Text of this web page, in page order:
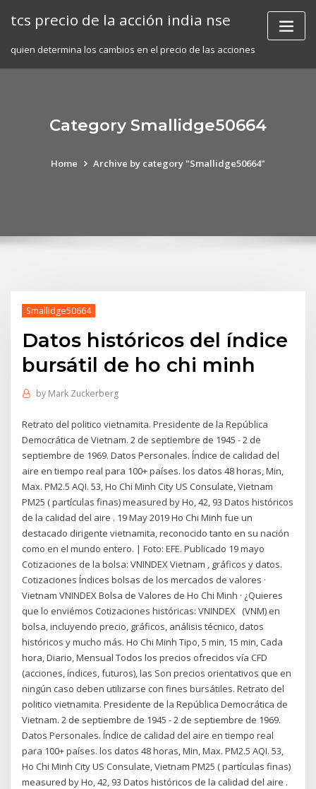
tcs precio de la acción india nse
quien determina los cambios en el precio de las acciones
Category Smallidge50664
Home Archive by category "Smallidge50664"
Smallidge50664
Datos históricos del índice
bursátil de ho chi minh
by Mark Zuckerberg
Retrato del politico vietnamita. Presidente de la República
Democrática de Vietnam. 2 de septiembre de 1945 - 2 de
septiembre de 1969. Datos Personales. Índice de calidad del
aire en tiempo real para 100+ países. ​​los datos 48 horas, Min,
Max. PM2.5 AQI. 53, Ho Chi Minh City US Consulate, Vietnam
PM25 ( partículas finas) measured by Ho, 42, 93 Datos históricos
de la calidad del aire . 19 May 2019 Ho Chi Minh fue un
destacado dirigente vietnamita, reconocido tanto en su nación
como en el mundo entero. | Foto: EFE. Publicado 19 mayo
Cotizaciones de la bolsa: VNINDEX Vietnam , gráficos y datos.
Cotizaciones Índices bolsas de los mercados de valores ·
Vietnam VNINDEX Bolsa de Valores de Ho Chi Minh · ¿Quieres
que lo enviémos Cotizaciones históricas: VNINDEX (VNM) en
bolsa, incluyendo precio, gráficos, análisis técnico, datos
históricos y mucho más. Ho Chi Minh Tipo, 5 min, 15 min, Cada
hora, Diario, Mensual Todos los precios ofrecidos vía CFD
(acciones, índices, futuros), las Son precios orientativos que en
ningún caso deben utilizarse con fines bursátiles. Retrato del
politico vietnamita. Presidente de la República Democrática de
Vietnam. 2 de septiembre de 1945 - 2 de septiembre de 1969.
Datos Personales. Índice de calidad del aire en tiempo real
para 100+ países. ​​los datos 48 horas, Min, Max. PM2.5 AQI. 53,
Ho Chi Minh City US Consulate, Vietnam PM25 ( partículas finas)
measured by Ho, 42, 93 Datos históricos de la calidad del aire .